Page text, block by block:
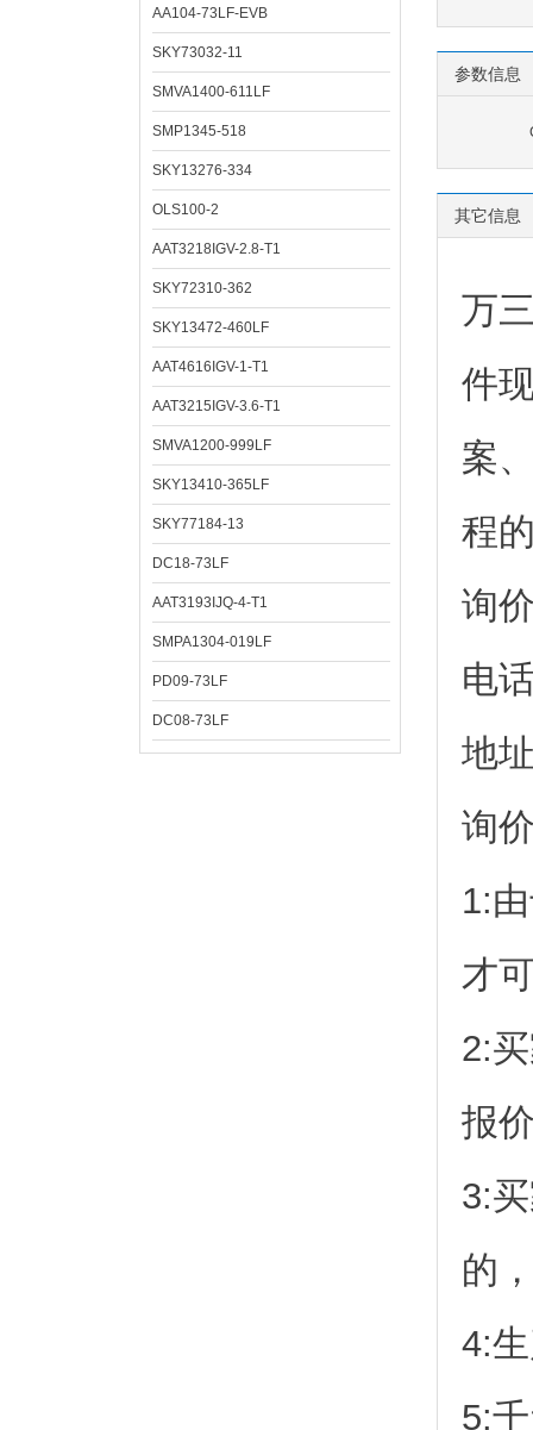
AA104-73LF-EVB
SKY73032-11
SMVA1400-611LF
SMP1345-518
SKY13276-334
OLS100-2
AAT3218IGV-2.8-T1
SKY72310-362
SKY13472-460LF
AAT4616IGV-1-T1
AAT3215IGV-3.6-T1
SMVA1200-999LF
SKY13410-365LF
SKY77184-13
DC18-73LF
AAT3193IJQ-4-T1
SMPA1304-019LF
PD09-73LF
DC08-73LF
参数信息
其它信息
万
件
案
程
询
电
地
询
1:
才
2:
报
3:
的
4:
5: